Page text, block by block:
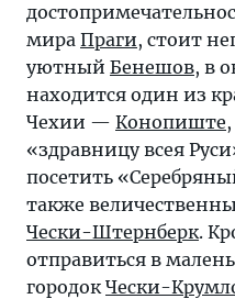
мира Праги, стоит
уютный Бенешов, в
находится один из
Чехии — Конопиште
«здравницу всея
посетить
также
Чески-Штернберк.
отправиться в
городокЧески-